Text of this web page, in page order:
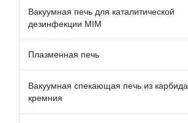
Вакуумная печь для каталитической
дезинфекции MIM
Плазменная печь
Вакуумная спекающая печь из карбида
кремния